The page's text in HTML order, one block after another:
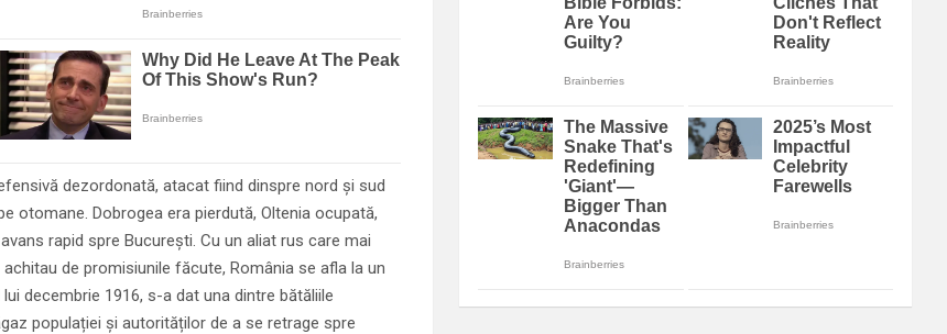
dezordonată, atacat fiind dinspre nord și sud
otomane. Dobrogea era pierdută, Oltenia ocupată,
rapid spre București. Cu un aliat rus care mai
de promisiunile făcute, România se afla la un
decembrie 1916, s-a dat una dintre bătăliile
populației și autorităților de a se retrage spre